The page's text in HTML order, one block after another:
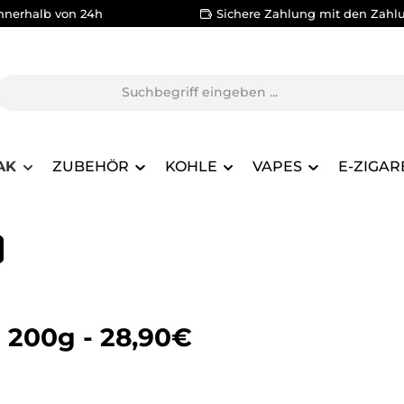
von 24h Sichere Zahlung mit den
ZUBEHÖR KOHLE VAPES E-
200g - 28,90€